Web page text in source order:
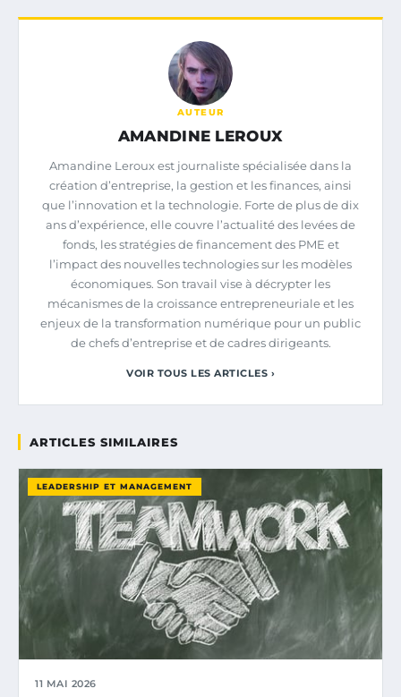
AUTEUR
AMANDINE LEROUX
Amandine Leroux est journaliste spécialisée dans la
création d’entreprise, la gestion et les finances, ainsi
que l’innovation et la technologie. Forte de plus de dix
ans d’expérience, elle couvre l’actualité des levées de
fonds, les stratégies de financement des PME et
l’impact des nouvelles technologies sur les modèles
économiques. Son travail vise à décrypter les
mécanismes de la croissance entrepreneuriale et les
enjeux de la transformation numérique pour un public
de chefs d’entreprise et de cadres dirigeants.
VOIR TOUS LES ARTICLES ›
ARTICLES SIMILAIRES
LEADERSHIP ET MANAGEMENT
11 MAI 2026